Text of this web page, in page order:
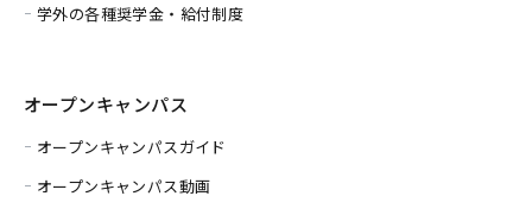
学外の各種奨学金・給付制度
オープンキャンパス
オープンキャンパスガイド
オープンキャンパス動画